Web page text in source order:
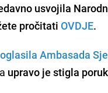
usvojila
pročitati OVDJE.
oglasila Ambasada
upravo je stigla